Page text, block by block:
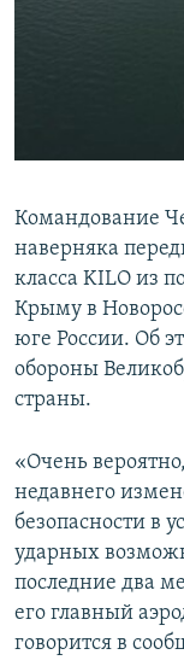
Командование
наверняка
класса KILO из
Крыму в
юге России. Об
обороны
страны.
«Очень
недавнего
безопасности в
ударных
последние два
его главный
говорится в